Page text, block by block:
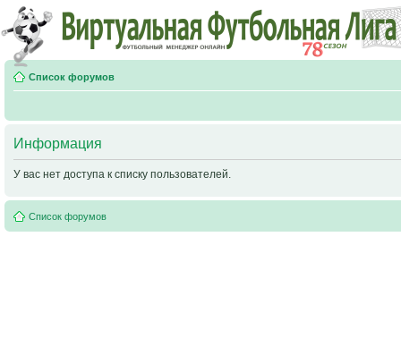
Список форумов
Информация
У вас нет доступа к списку пользователей.
Список форумов